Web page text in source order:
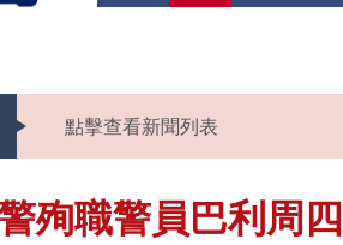
點擊查看新聞列表
殉職警員巴利周